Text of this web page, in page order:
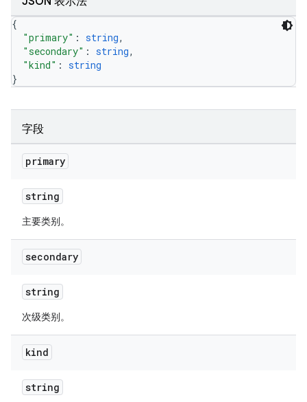
{
"primary" : string,
"secondary" : string,
"kind" : string
}
字段
primary
string
主要类别。
secondary
string
次级类别。
kind
string